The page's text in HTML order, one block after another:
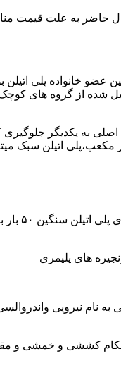
حاضر به علت قیمت
به بازار عرضه نمود.پلی اتیلن
شده از گروه های
به یکدیگر جلوگیری
پلی اتیلن
های پلیمری
نام نیرویی
کششی و خمشی و